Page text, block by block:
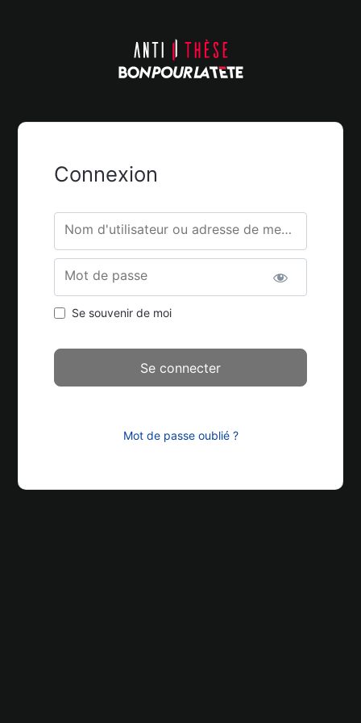
Connexion
Nom d'utilisateur ou adresse de messagerie.
Mot de passe
Se souvenir de moi
Mot de passe oublié ?